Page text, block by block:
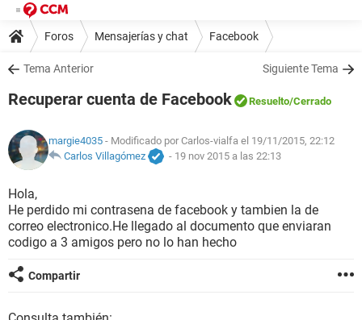
Foros Mensajerías y chat Facebook
Tema Anterior Siguiente Tema
Recuperar cuenta de Facebook Resuelto/Cerrado
margie4035 - Modificado por Carlos-vialfa el 19/11/2015, 22:12
Carlos Villagómez
- 19 nov 2015 a las 22:13
Hola,
He perdido mi contrasena de facebook y tambien la de
correo electronico.He llegado al documento que enviaran
codigo a 3 amigos pero no lo han hecho
Compartir